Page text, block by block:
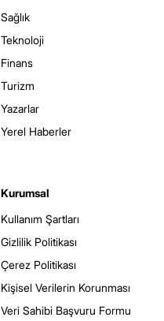
Sağlık
Teknoloji
Finans
Turizm
Yazarlar
Yerel Haberler
Kurumsal
Kullanım Şartları
Gizlilik Politikası
Çerez Politikası
Kişisel Verilerin Korunması
Veri Sahibi Başvuru Formu